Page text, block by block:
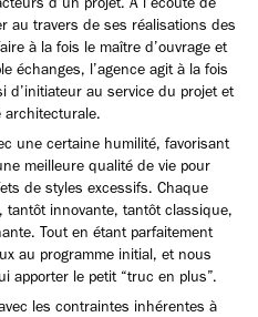
au travers de ses réalisations des
à la fois le maître d’ouvrage et
échanges, l’agence agit à la fois
d’initiateur au service du projet et
architecturale.
une certaine humilité, favorisant
meilleure qualité de vie pour
de styles excessifs. Chaque
innovante, tantôt classique,
Tout en étant parfaitement
au programme initial, et nous
apporter le petit “truc en plus”.
les contraintes inhérentes à